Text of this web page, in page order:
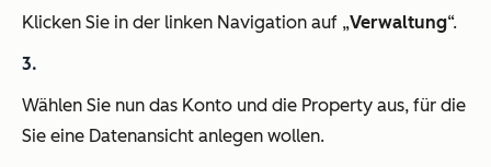
Klicken Sie in der linken Navigation auf „Verwaltung“.
Wählen Sie nun das Konto und die Property aus, für die
Sie eine Datenansicht anlegen wollen.